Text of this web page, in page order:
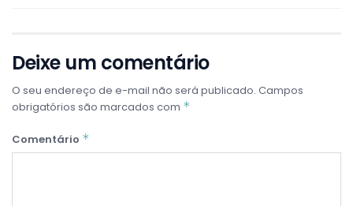
Deixe um comentário
O seu endereço de e-mail não será publicado. Campos
obrigatórios são marcados com *
Comentário *